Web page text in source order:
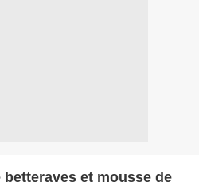
betteraves et mousse de